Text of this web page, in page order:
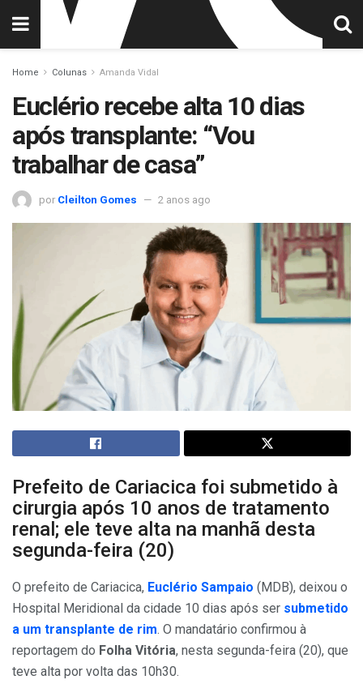
Home Colunas Amanda Vidal
Euclério recebe alta 10 dias
após transplante: “Vou
trabalhar de casa”
por Cleilton Gomes 2 anos ago
Prefeito de Cariacica foi submetido à
cirurgia após 10 anos de tratamento
renal; ele teve alta na manhã desta
segunda-feira (20)
O prefeito de Cariacica, Euclério Sampaio (MDB), deixou o
Hospital Meridional da cidade 10 dias após ser submetido
a um transplante de rim. O mandatário confirmou à
reportagem do Folha Vitória, nesta segunda-feira (20), que
teve alta por volta das 10h30.